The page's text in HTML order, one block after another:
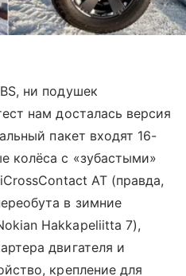
ни подушек
нам досталась версия
пакет входят 16-
колёса с «зубастыми»
AT (правда,
в зимние
Hakkapeliitta 7),
двигателя и
крепление для